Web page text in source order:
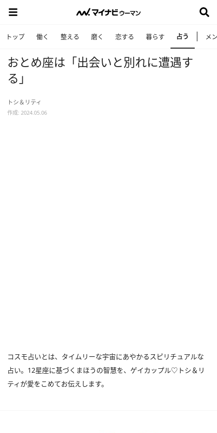
トップ 働く 整える 磨く 恋する 暮らす 占う メ
おとめ座は「出会いと別れに遭遇す
る」
トシ＆リティ
作成: 2024.05.06
コスモ占いとは、タイムリーな宇宙にあやかるスピリチュアルな
占い。12星座に基づくまほうの智慧を、ゲイカップル♡トシ＆リ
ティが愛をこめてお伝えします。